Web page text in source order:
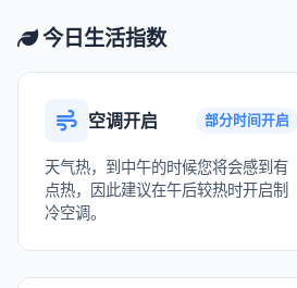
今日生活指数
空调开启 部分时间开启
天气热，到中午的时候您将会感到有
点热，因此建议在午后较热时开启制
冷空调。